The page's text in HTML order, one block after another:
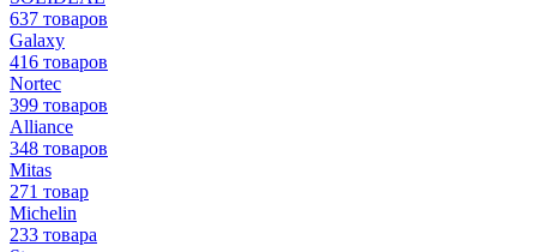
637 товаров
Galaxy
416 товаров
Nortec
399 товаров
Alliance
348 товаров
Mitas
271 товар
Michelin
233 товара